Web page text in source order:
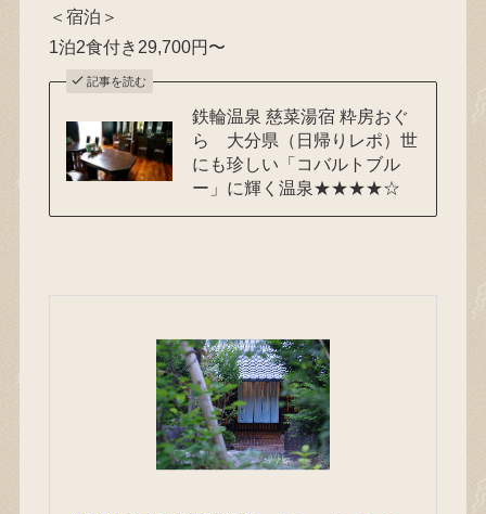
＜宿泊＞
1泊2食付き29,700円〜
記事を読む
鉄輪温泉 慈菜湯宿 粋房おぐ
ら 大分県（日帰りレポ）世
にも珍しい「コバルトブル
ー」に輝く温泉★★★★☆